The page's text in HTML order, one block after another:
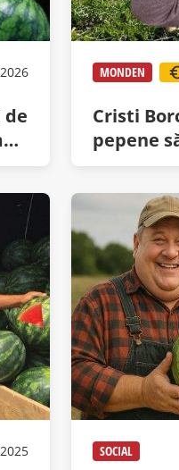
de
MONDEN
Cristi
pepene
acum
SOCIAL